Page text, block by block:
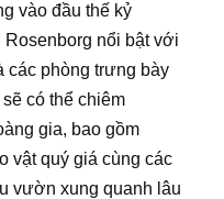
vào đầu thế kỷ
nổi bật với
các phòng trưng bày
có thể chiêm
gia, bao gồm
vật quý giá cùng các
vườn xung quanh lâu